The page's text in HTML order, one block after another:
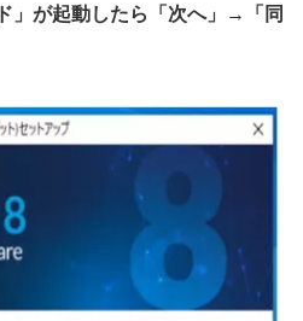
」が起動したら「次へ」→「同